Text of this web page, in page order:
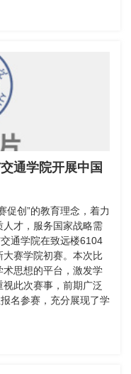
通学院开展中国
促创”的教育理念，着力
才，服务国家战略需
通学院在致远楼6104
赛学院初赛。本次比
思想的平台，激发学
此次赛事，前期广泛
名参赛，充分展现了学